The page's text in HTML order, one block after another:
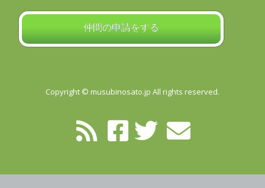
仲間の申請をする
Copyright © musubinosato.jp All rights reserved.